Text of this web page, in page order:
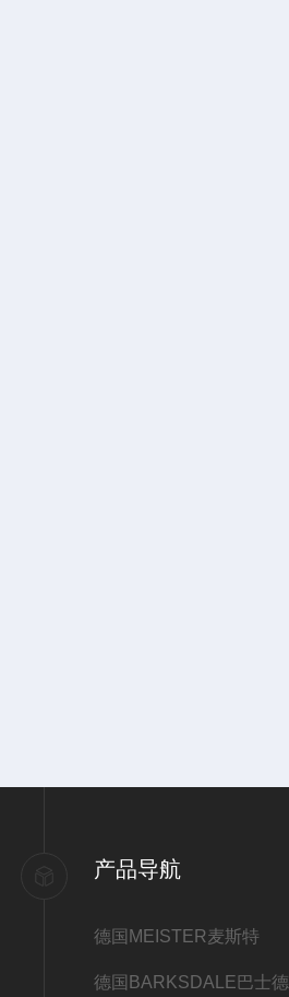
产品导航
德国MEISTER麦斯特
德国BARKSDALE巴士德